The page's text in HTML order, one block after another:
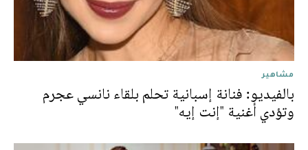
مشاهير
بالفيديو: فنانة إسبانية تحلم بلقاء نانسي عجرم
وتؤدي أغنية "إنت إيه"